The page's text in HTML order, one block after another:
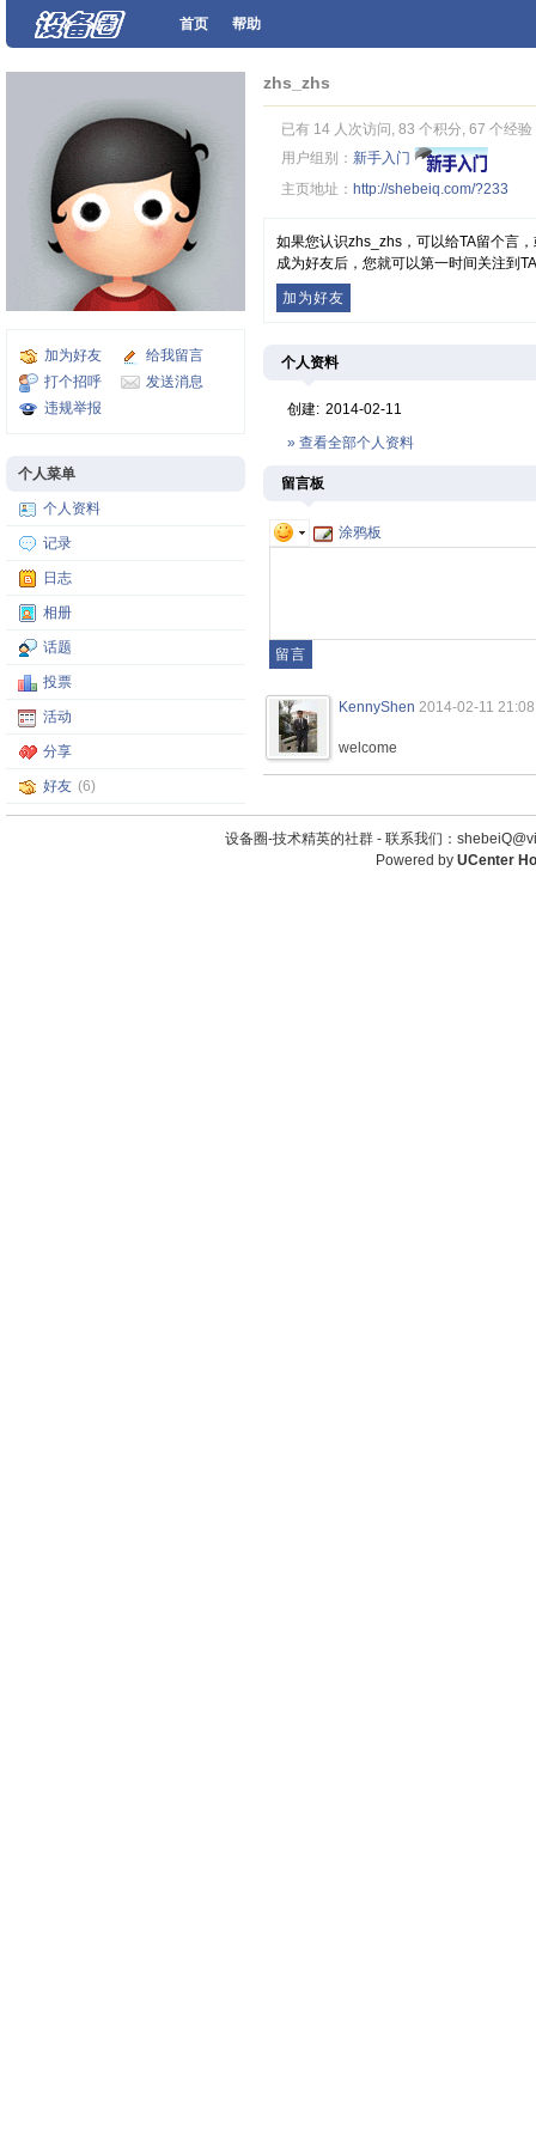
首页 帮助
加为好友
给我留言
打个招呼
发送消息
违规举报
个人菜单
个人资料
记录
日志
相册
话题
投票
活动
分享
好友 (6)
zhs_zhs
已有 14 人次访问, 83 个积分, 67 个经验
用户组别： 新手入门
主页地址： http://shebeiq.com/?233
如果您认识zhs_zhs，可以给TA留个言
成为好友后，您就可以第一时间关注到
加为好友
个人资料
创建: 2014-02-11
» 查看全部个人资料
留言板
涂鸦板
KennyShen 2014-02-11 21:08
welcome
设备圈-技术精英的社群 - 联系我们：
Powered by UCenter